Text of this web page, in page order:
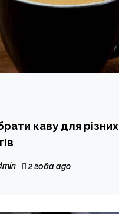
каву для різних
2 года ago